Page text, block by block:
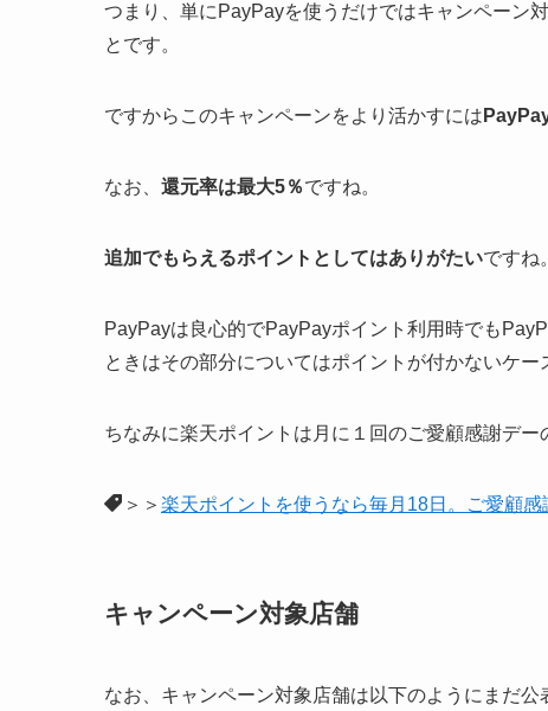
つまり、単にPayPayを使うだけではキャンペーン
とです。
ですからこのキャンペーンをより活かすには
なお、 還元率は最大5％ですね。
追加でもらえるポイントとしてはありがたいですね。
PayPayは良心的でPayPayポイント利用時でも
ときはその部分についてはポイントが付かないケー
ちなみに楽天ポイントは月に１回のご愛顧感謝デー
＞＞ 楽天ポイントを使うなら毎月18日。ご愛顧感
キャンペーン対象店舗
なお、キャンペーン対象店舗は以下のようにまだ公